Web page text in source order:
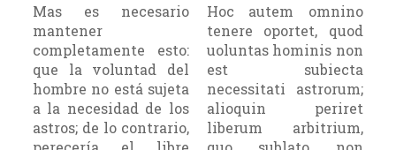
Mas es necesario
mantener
completamente esto:
que la voluntad del
hombre no está sujeta
a la necesidad de los
astros; de lo contrario,
Hoc autem omnino
tenere oportet, quod
uoluntas hominis non
est subiecta
necessitati astrorum;
alioquin periret
liberum arbitrium,